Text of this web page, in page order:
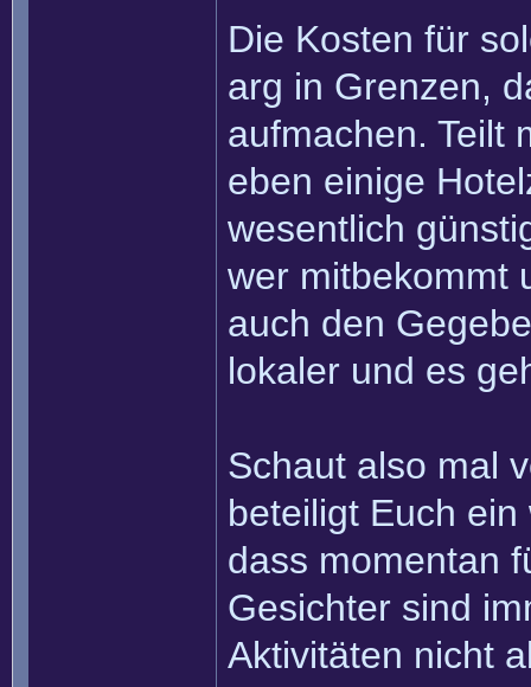
Die Kosten für
arg in Grenzen,
aufmachen. Teilt
eben einige
wesentlich
wer mitbekommt
auch den
lokaler und es
Schaut also mal
beteiligt Euch
dass momentan
Gesichter sind
Aktivitäten nicht